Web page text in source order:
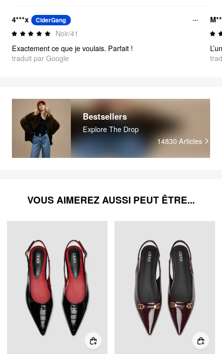
4***x CiderGang
Noir/41
Exactement ce que je voulais. Parfait !
traduit par Google
Bestsellers
Explore The Drop
14830 Articles
VOUS AIMEREZ AUSSI PEUT ÊTRE...